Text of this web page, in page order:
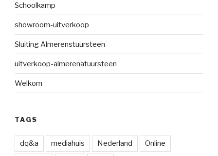
Schoolkamp
showroom-uitverkoop
Sluiting Almerenstuursteen
uitverkoop-almerenatuursteen
Welkom
TAGS
dq&a mediahuis Nederland Online